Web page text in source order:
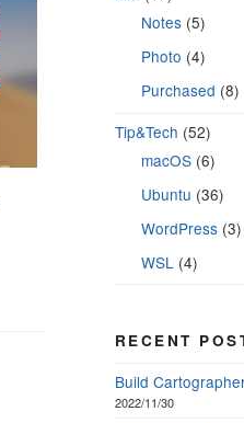
Notes (5)
Photo (4)
Purchased (8)
Tip&Tech (52)
macOS (6)
Ubuntu (36)
WordPress (3)
WSL (4)
RECENT
Build
2022/11/30